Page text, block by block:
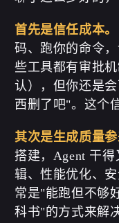
首先是信任成本。
码、跑你的命令
些工具都有审批
认），但你还是
西删了吧"。这个
其次是生成质量参
搭建，Agent 干
辑、性能优化、
常是"能跑但不够
科书"的方式来解